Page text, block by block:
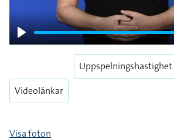
Play
Videolänkar
Uppspelningshastighet
Visa foton